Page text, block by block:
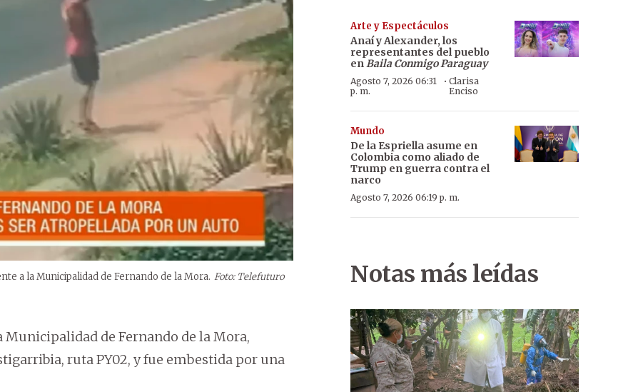
a la Municipalidad de Fernando de la Mora. Foto: Telefuturo
de Fernando de la Mora,
ruta PY02, y fue embestida por una
Arte y Espectáculos
Anaí y Alexander, los
representantes del pueblo
enBaila Conmigo Paraguay
Agosto 7, 2026 06:31
p. m.
· Clarisa
Enciso
Mundo
De la Espriella asume en
Colombia como aliado de
Trump en guerra contra el
narco
Agosto 7, 2026 06:19 p. m.
Notas más leídas